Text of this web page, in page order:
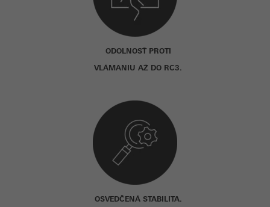
ODOLNOSŤ PROTI
VLÁMANIU AŽ DO RC3.
OSVEDČENÁ STABILITA.